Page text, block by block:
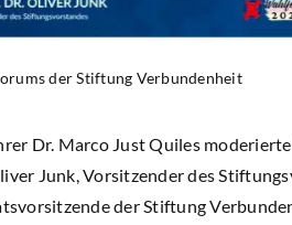
der Stiftung Verbundenheit
Dr. Marco Just Quiles
Junk, Vorsitzender des
der Stiftung